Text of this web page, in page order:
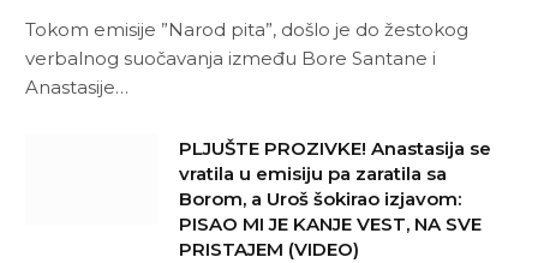
Tokom emisije ”Narod pita”, došlo je do žestokog
verbalnog suočavanja između Bore Santane i
Anastasije…
PLJUŠTE PROZIVKE! Anastasija se
vratila u emisiju pa zaratila sa
Borom, a Uroš šokirao izjavom:
PISAO MI JE KANJE VEST, NA SVE
PRISTAJEM (VIDEO)